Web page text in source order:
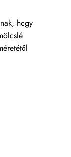
hogy